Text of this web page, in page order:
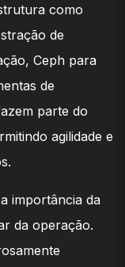
como
de
Ceph para
de
parte do
agilidade e
importância da
da operação.